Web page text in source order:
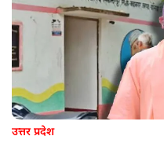
उत्तर प्रदेश